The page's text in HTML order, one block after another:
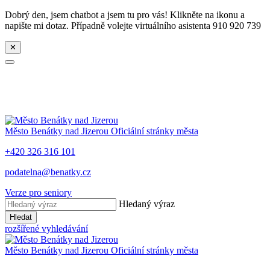
Dobrý den, jsem chatbot a jsem tu pro vás! Klikněte na ikonu a
napište mi dotaz. Případně volejte virtuálního asistenta 910 920 739
✕
Město Benátky nad Jizerou Oficiální stránky města
+420 326 316 101
podatelna@benatky.cz
Verze pro seniory
Hledaný výraz
Hledat
rozšířené vyhledávání
Město Benátky nad Jizerou Oficiální stránky města